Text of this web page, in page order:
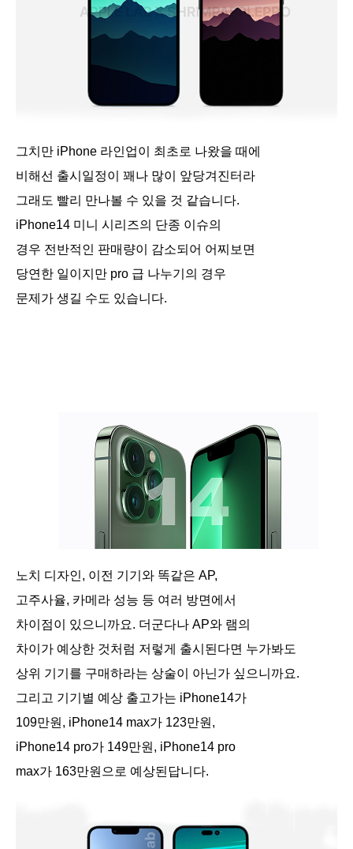
그치만 iPhone 라인업이 최초로 나왔을 때에
비해선 출시일정이 꽤나 많이 앞당겨진터라
그래도 빨리 만나볼 수 있을 것 같습니다.
iPhone14 미니 시리즈의 단종 이슈의
경우 전반적인 판매량이 감소되어 어찌보면
당연한 일이지만 pro 급 나누기의 경우
문제가 생길 수도 있습니다.
노치 디자인, 이전 기기와 똑같은 AP,
고주사율, 카메라 성능 등 여러 방면에서
차이점이 있으니까요. 더군다나 AP와 램의
차이가 예상한 것처럼 저렇게 출시된다면 누가봐도
상위 기기를 구매하라는 상술이 아닌가 싶으니까요.
그리고 기기별 예상 출고가는 iPhone14가
109만원, iPhone14 max가 123만원,
iPhone14 pro가 149만원, iPhone14 pro
max가 163만원으로 예상된답니다.